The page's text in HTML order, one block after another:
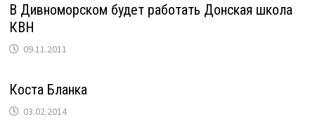
В Дивноморском будет работать Донская школа
КВН
09.11.2011
Коста Бланка
03.02.2014